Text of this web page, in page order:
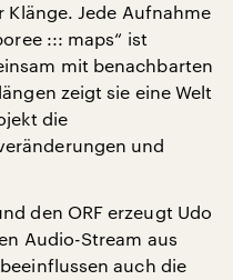
Klänge. Jede Aufnahme
::: maps“ ist
mit benachbarten
zeigt sie eine Welt
die
und
den ORF erzeugt Udo
Audio-Stream aus
auch die